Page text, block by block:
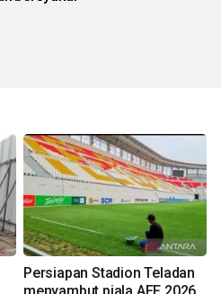
Persiapan Stadion Teladan